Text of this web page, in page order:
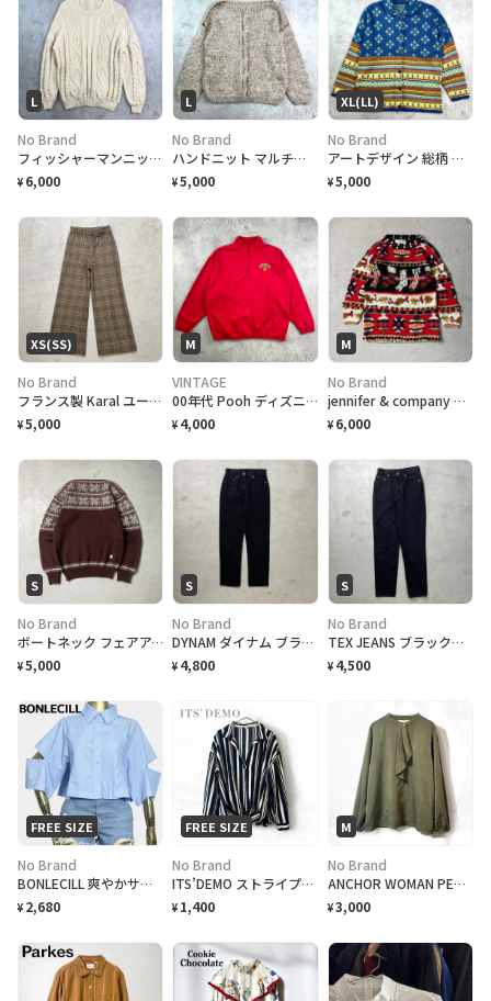
L
No Brand
フィッシャーマンニットセーター メンズL相当 レディースXL相当
¥ 6,000
L
No Brand
ハンドニット マルチカラーネップ ローゲージ ウールニットセーター レディースL相当
¥5,000
XL(LL)
No Brand
アートデザイン 総柄 ニットカーディガン レディースXL相当
¥5,000
XS(SS)
No Brand
フランス製 Karal ユーロ ヴィンテージ チェック ワイドフレア ウールパンツ レディースW25相当
¥5,000
M
VINTAGE
00年代 Pooh ディズニー くまのプーさん キャラクター刺繍 ハーーフジップ スウェットシャツ レディースM
¥ 4,000
M
No Brand
jennifer & company ハンドニットセーター デザインニット 総柄 レディースM クリスマス
¥ 6,000
S
No Brand
ボートネック フェアアイル柄 ニットセーター レディースS相当
¥5,000
S
No Brand
DYNAM ダイナム ブラックデニムパンツ テーパード レディースW27相当
¥ 4,800
S
No Brand
TEX JEANS ブラックデニムパンツ ストレート レディースW27相当
¥ 4,500
FREE SIZE
No Brand
BONLECILL 爽やかサックスブルーのクロップドシャツ
¥ 2,680
FREE SIZE
No Brand
ITS’DEMO ストライプブラウス
¥ 1,400
M
No Brand
ANCHOR WOMAN PERSON’S ブラウス
¥3,000